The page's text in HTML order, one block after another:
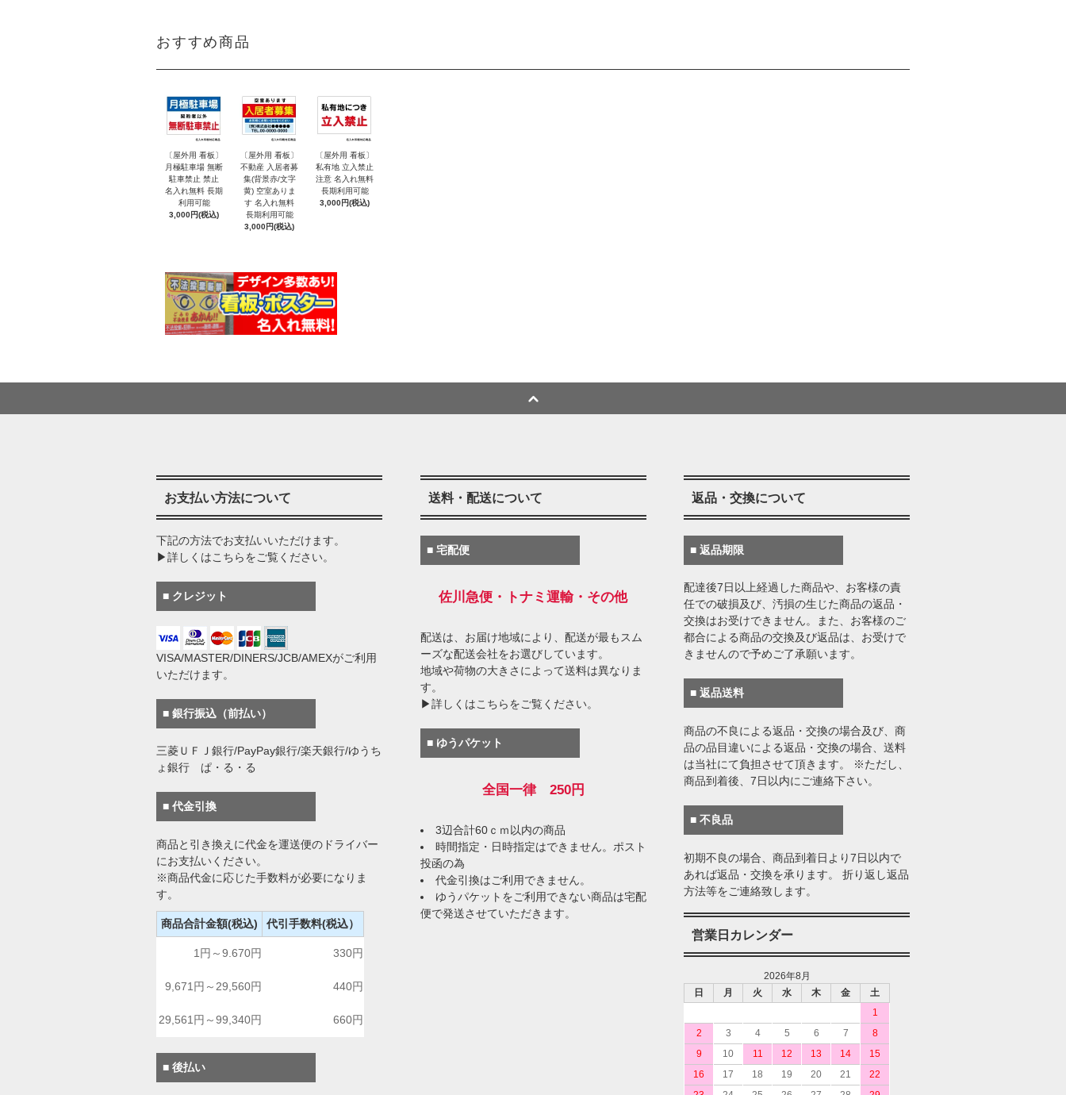
おすすめ商品
〔屋外用 看板〕
月極駐車場 無断
駐車禁止 禁止
名入れ無料 長期
利用可能
3,000円(税込)
〔屋外用 看板〕
不動産 入居者募
集(背景赤/文字
黄) 空室ありま
す 名入れ無料
長期利用可能
3,000円(税込)
〔屋外用 看板〕
私有地 立入禁止
注意 名入れ無料
長期利用可能
3,000円(税込)
お支払い方法について
下記の方法でお支払いいただけます。
▶詳しくはこちらをご覧ください。
■ クレジット
VISA/MASTER/DINERS/JCB/AMEXがご利用
いただけます。
■ 銀行振込（前払い）
三菱ＵＦＪ銀行/PayPay銀行/楽天銀行/ゆうち
ょ銀行 ぱ・る・る
■ 代金引換
商品と引き換えに代金を運送便のドライバー
にお支払いください。
※商品代金に応じた手数料が必要になりま
す。
商品合計金額(税込) 代引手数料(税込）
1円～9.670円 330円
9,671円～29,560円 440円
29,561円～99,340円 660円
■ 後払い
送料・配送について
■ 宅配便
佐川急便・トナミ運輸・その他
配送は、お届け地域により、配送が最もスム
ーズな配送会社をお選びしています。
地域や荷物の大きさによって送料は異なりま
す。
▶詳しくはこちらをご覧ください。
■ ゆうパケット
全国一律 250円
3辺合計60ｃｍ以内の商品
時間指定・日時指定はできません。ポスト
投函の為
代金引換はご利用できません。
ゆうパケットをご利用できない商品は宅配
便で発送させていただきます。
返品・交換について
■ 返品期限
配達後7日以上経過した商品や、お客様の責
任での破損及び、汚損の生じた商品の返品・
交換はお受けできません。また、お客様のご
都合による商品の交換及び返品は、お受けで
きませんので予めご了承願います。
■ 返品送料
商品の不良による返品・交換の場合及び、商
品の品目違いによる返品・交換の場合、送料
は当社にて負担させて頂きます。 ※ただし、
商品到着後、7日以内にご連絡下さい。
■ 不良品
初期不良の場合、商品到着日より7日以内で
あれば返品・交換を承ります。 折り返し返品
方法等をご連絡致します。
営業日カレンダー
2026年8月
日
月 火 水 木 金
土
1
2
3 4 5 6 7
8
9
10 11 12 13 14
15
16
17 18 19 20 21
22